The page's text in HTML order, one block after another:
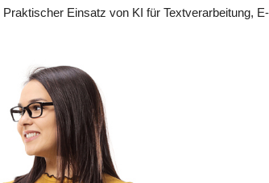
Praktischer Einsatz von KI für Textverarbeitung,